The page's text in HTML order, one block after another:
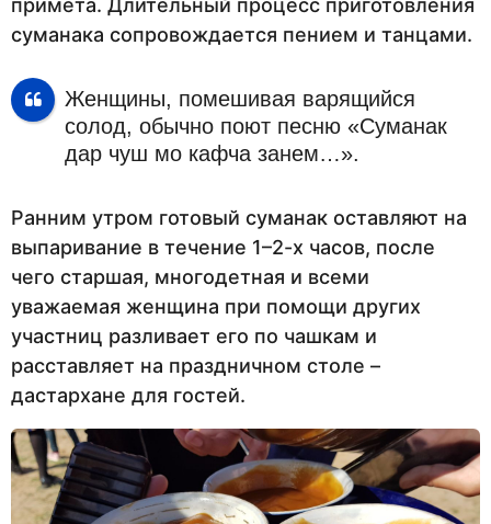
примета. Длительный процесс приготовления
суманака сопровождается пением и танцами.
Женщины, помешивая варящийся
солод, обычно поют песню «Суманак
дар чуш мо кафча занем…».
Ранним утром готовый суманак оставляют на
выпаривание в течение 1–2-х часов, после
чего старшая, многодетная и всеми
уважаемая женщина при помощи других
участниц разливает его по чашкам и
расставляет на праздничном столе –
дастархане для гостей.